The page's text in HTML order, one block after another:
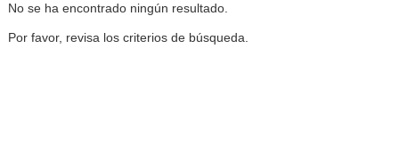
No se ha encontrado ningún resultado.
Por favor, revisa los criterios de búsqueda.